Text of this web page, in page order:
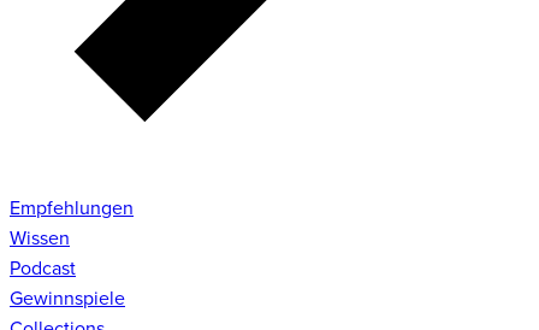
Empfehlungen
Wissen
Podcast
Gewinnspiele